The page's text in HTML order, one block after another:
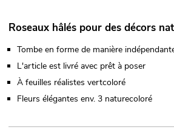
Roseaux hâlés pour des décors
Tombe en forme de manière
L'article est livré avec prêt à poser
À feuilles réalistes vertcoloré
Fleurs élégantes env. 3 naturecoloré